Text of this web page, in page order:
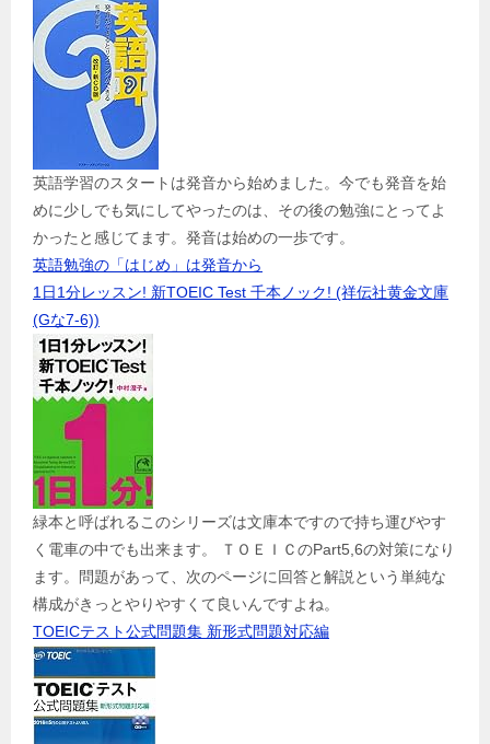
英語学習のスタートは発音から始めました。今でも発音を始
めに少しでも気にしてやったのは、その後の勉強にとってよ
かったと感じてます。発音は始めの一歩です。
英語勉強の「はじめ」は発音から
1日1分レッスン! 新TOEIC Test 千本ノック! (祥伝社黄金文庫
(Gな7-6))
緑本と呼ばれるこのシリーズは文庫本ですので持ち運びやす
く電車の中でも出来ます。 ＴＯＥＩＣのPart5,6の対策になり
ます。問題があって、次のページに回答と解説という単純な
構成がきっとやりやすくて良いんですよね。
TOEICテスト公式問題集 新形式問題対応編